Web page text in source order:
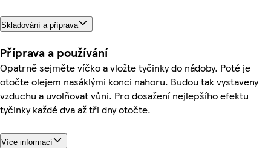
Skladování a příprava
Příprava a používání
Opatrně sejměte víčko a vložte tyčinky do nádoby. Poté je
otočte olejem nasáklými konci nahoru. Budou tak vystaveny
vzduchu a uvolňovat vůni. Pro dosažení nejlepšího efektu
tyčinky každé dva až tři dny otočte.
Více informací